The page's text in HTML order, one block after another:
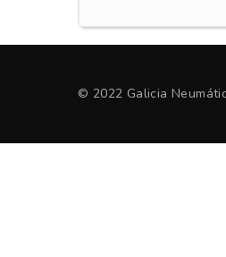
© 2022 Galicia